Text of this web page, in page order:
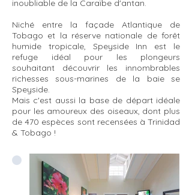
inoubliable de la Caraïbe d'antan.
Niché entre la façade Atlantique de
Tobago et la réserve nationale de forêt
humide tropicale, Speyside Inn est le
refuge idéal pour les plongeurs
souhaitant découvrir les innombrables
richesses sous-marines de la baie se
Speyside.
Mais c'est aussi la base de départ idéale
pour les amoureux des oiseaux, dont plus
de 470 espèces sont recensées à Trinidad
& Tobago !